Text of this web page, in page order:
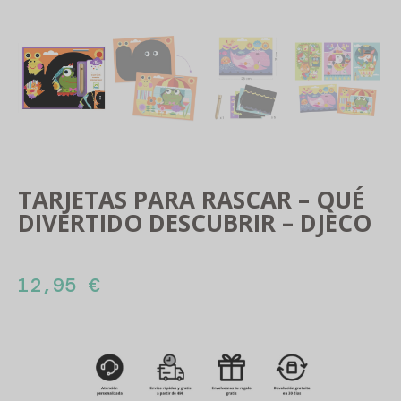
TARJETAS PARA RASCAR – QUÉ
DIVERTIDO DESCUBRIR – DJECO
12,95 €